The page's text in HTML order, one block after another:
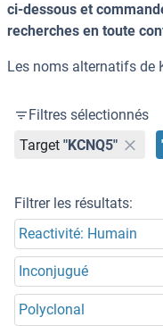
ci-dessous et
recherches en toute
Les noms alternatifs de
Filtres sélectionnés
Target "KCNQ5"
Filtrer les résultats:
Reactivité: Humain
Inconjugué
Polyclonal